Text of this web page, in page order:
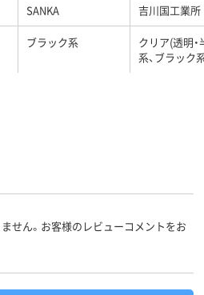
SANKA 吉川国工業所
ブラック系
クリア(透明
系、ブラック
せん。お客様のレビューコメントをお